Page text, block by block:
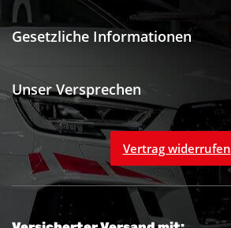
Gesetzliche Informationen
Unser Versprechen
Vertrag widerrufen